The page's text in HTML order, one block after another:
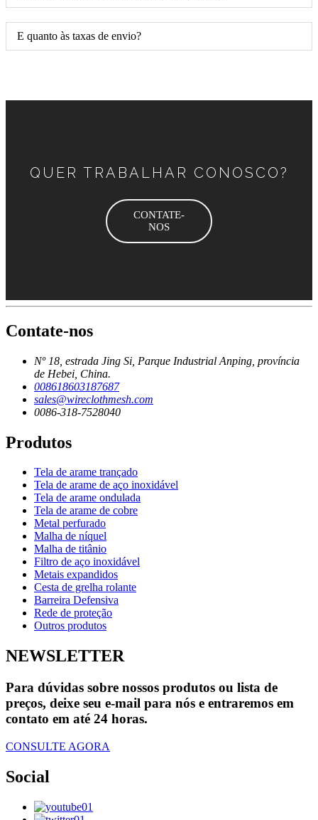
E quanto às taxas de envio?
QUER TRABALHAR CONOSCO?
CONTATE-
NOS
Contate-nos
Nº 18, estrada Jing Si, Parque Industrial Anping, província
de Hebei, China.
008618603187687
sales@wireclothmesh.com
0086-318-7528040
Produtos
Tela de arame trançado
Tela de arame de aço inoxidável
Tela de arame ondulada
Tela de arame de cobre
Metal perfurado
Malha de níquel
Malha de titânio
Filtro de aço inoxidável
Metais expandidos
Cesta de grelha rolante
Barreira Defensiva
Rede de proteção
Outros produtos
NEWSLETTER
Para dúvidas sobre nossos produtos ou lista de
preços, deixe seu e-mail para nós e entraremos em
contato em até 24 horas.
CONSULTE AGORA
Social